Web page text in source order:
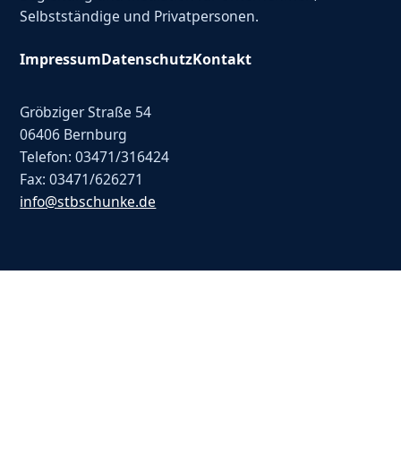
Selbstständige und Privatpersonen.
ImpressumDatenschutzKontakt
Gröbziger Straße 54
06406 Bernburg
Telefon: 03471/316424
Fax: 03471/626271
info@stbschunke.de